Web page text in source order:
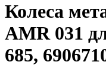
Колеса
AMR 031
685,